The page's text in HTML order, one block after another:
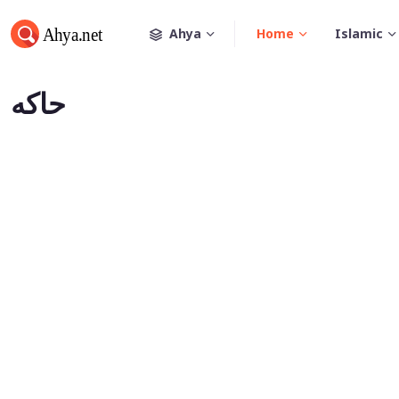
Ahya Home Islamic
حاكه